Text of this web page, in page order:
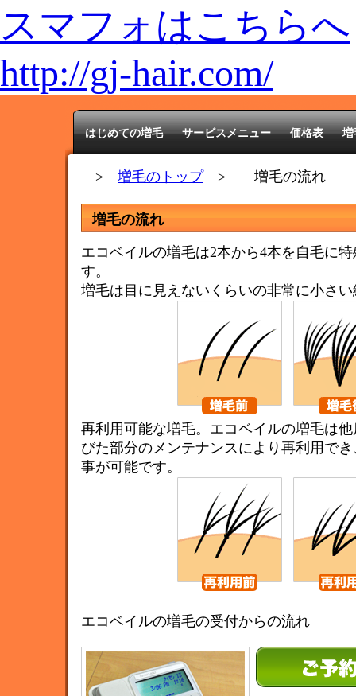
スマフォはこちらへ
http://gj-hair.com/
はじめての増毛 サービスメニュー 価格表 増
> 増毛のトップ> 増毛の流れ
増毛の流れ
エコベイルの増毛は2本から4本を自毛に
す。
増毛は目に見えないくらいの非常に小さ
再利用可能な増毛。エコベイルの増毛は
びた部分のメンテナンスにより再利用で
事が可能です。
エコベイルの増毛の受付からの流れ